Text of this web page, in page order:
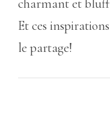
charmant et
Et ces
le partage!